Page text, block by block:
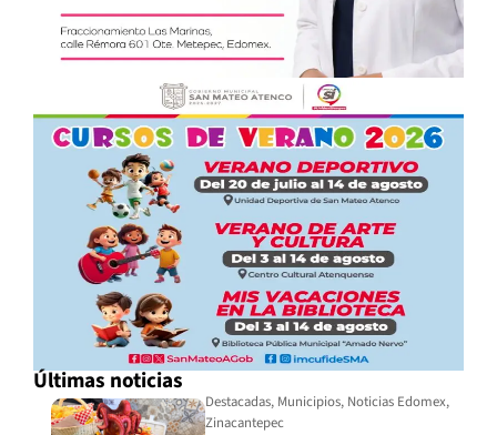
Últimas noticias
Destacadas, Municipios, Noticias Edomex,
Zinacantepec